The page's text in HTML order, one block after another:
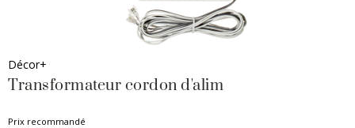
Décor+
Transformateur cordon d'alim
Prix recommandé